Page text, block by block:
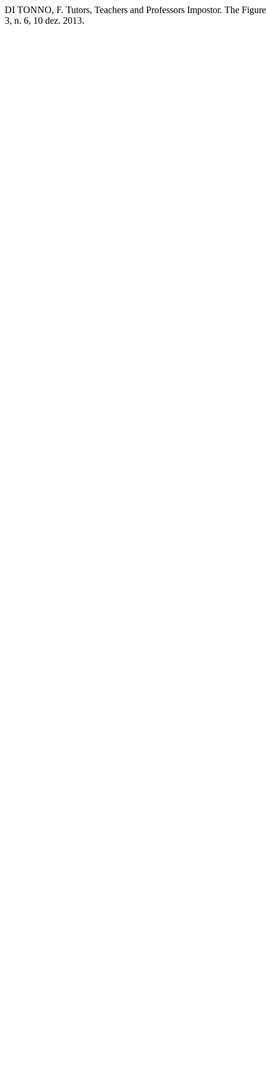
DI TONNO, F. Tutors, Teachers and Professors Impostor. The
3, n. 6, 10 dez. 2013.